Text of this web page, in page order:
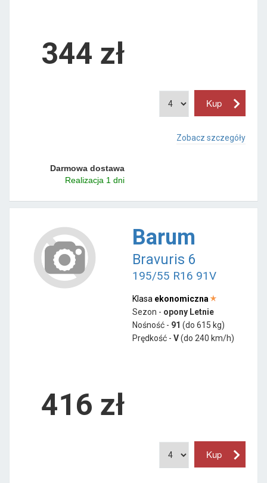
344 zł
Zobacz szczegóły
Darmowa dostawa
Realizacja 1 dni
Barum
Bravuris 6
195/55 R16 91V
Klasa ekonomiczna
Sezon - opony Letnie
Nośność - 91 (do 615 kg)
Prędkość - V(do 240 km/h)
416 zł